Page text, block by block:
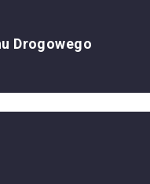
Drogowego